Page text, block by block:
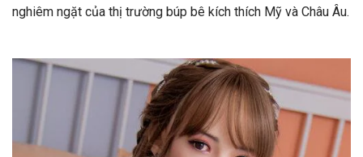
nghiêm ngặt của thị trường búp bê kích thích Mỹ và Châu Âu.